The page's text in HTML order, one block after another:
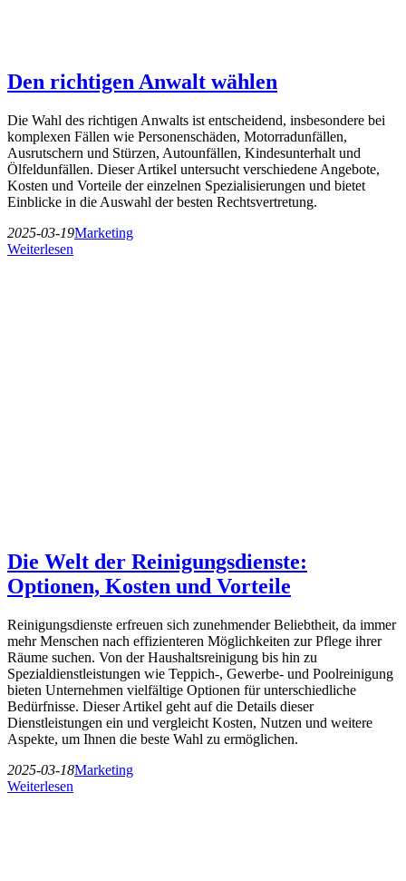
Den richtigen Anwalt wählen
Die Wahl des richtigen Anwalts ist entscheidend, insbesondere bei
komplexen Fällen wie Personenschäden, Motorradunfällen,
Ausrutschern und Stürzen, Autounfällen, Kindesunterhalt und
Ölfeldunfällen. Dieser Artikel untersucht verschiedene Angebote,
Kosten und Vorteile der einzelnen Spezialisierungen und bietet
Einblicke in die Auswahl der besten Rechtsvertretung.
2025-03-19Marketing
Weiterlesen
Die Welt der Reinigungsdienste:
Optionen, Kosten und Vorteile
Reinigungsdienste erfreuen sich zunehmender Beliebtheit, da immer
mehr Menschen nach effizienteren Möglichkeiten zur Pflege ihrer
Räume suchen. Von der Haushaltsreinigung bis hin zu
Spezialdienstleistungen wie Teppich-, Gewerbe- und Poolreinigung
bieten Unternehmen vielfältige Optionen für unterschiedliche
Bedürfnisse. Dieser Artikel geht auf die Details dieser
Dienstleistungen ein und vergleicht Kosten, Nutzen und weitere
Aspekte, um Ihnen die beste Wahl zu ermöglichen.
2025-03-18Marketing
Weiterlesen